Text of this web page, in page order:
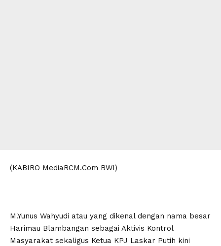
(KABIRO MediaRCM.Com BWI)
M.Yunus Wahyudi atau yang dikenal dengan nama besar
Harimau Blambangan sebagai Aktivis Kontrol
Masyarakat sekaligus Ketua KPJ Laskar Putih kini